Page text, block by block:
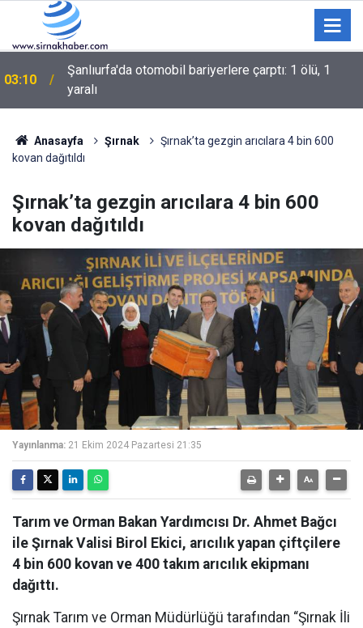
02:02 Trendyol 1. Lig: Boluspor: 1 – Manisa FK: 2
Anasayfa Şırnak
Şırnak’ta gezgin arıcılara 4 bin 600
kovan dağıtıldı
Şırnak’ta gezgin arıcılara 4 bin 600
kovan dağıtıldı
Yayınlanma: 21 Ekim 2024 Pazartesi 21:35
Tarım ve Orman Bakan Yardımcısı Dr. Ahmet Bağcı
ile Şırnak Valisi Birol Ekici, arıcılık yapan çiftçilere
4 bin 600 kovan ve 400 takım arıcılık ekipmanı
dağıttı.
Şırnak Tarım ve Orman Müdürlüğü tarafından “Şırnak İli